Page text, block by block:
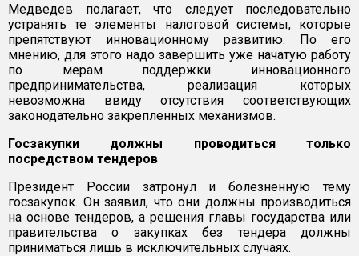
Медведев полагает, что следует последовательно
устранять те элементы налоговой системы, которые
препятствуют инновационному развитию. По его
мнению, для этого надо завершить уже начатую работу
по мерам поддержки инновационного
предпринимательства, реализация которых
невозможна ввиду отсутствия соответствующих
законодательно закрепленных механизмов.
Госзакупки должны проводиться только
посредством тендеров
Президент России затронул и болезненную тему
госзакупок. Он заявил, что они должны производиться
на основе тендеров, а решения главы государства или
правительства о закупках без тендера должны
приниматься лишь в исключительных случаях.